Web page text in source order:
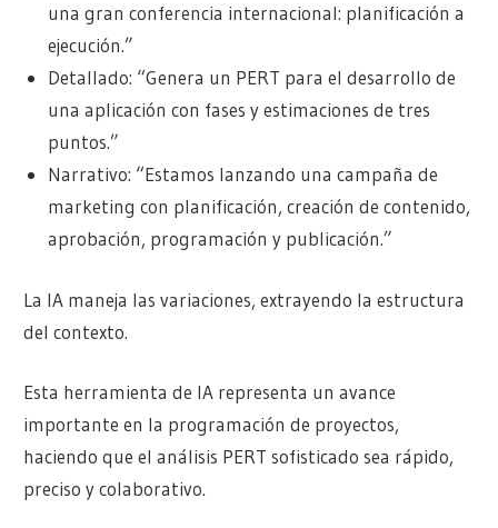
una gran conferencia internacional: planificación a
ejecución.”
Detallado: “Genera un PERT para el desarrollo de
una aplicación con fases y estimaciones de tres
puntos.”
Narrativo: “Estamos lanzando una campaña de
marketing con planificación, creación de contenido,
aprobación, programación y publicación.”
La IA maneja las variaciones, extrayendo la estructura
del contexto.
Esta herramienta de IA representa un avance
importante en la programación de proyectos,
haciendo que el análisis PERT sofisticado sea rápido,
preciso y colaborativo.